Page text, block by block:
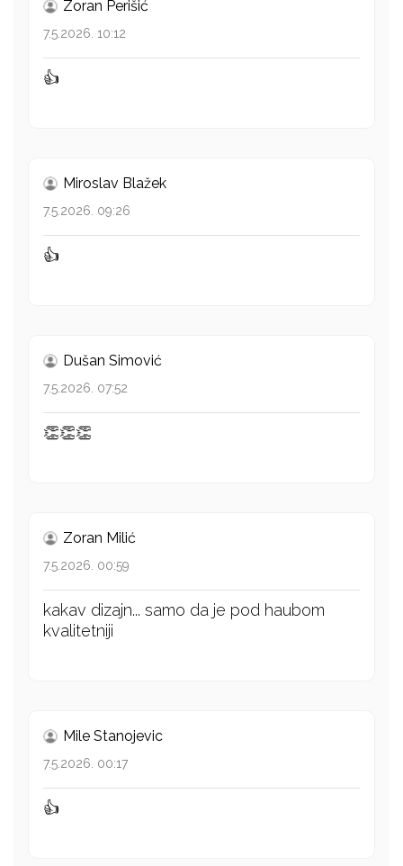
Zoran Perišić
7.5.2026. 10:12
👍
Miroslav Blažek
7.5.2026. 09:26
👍
Dušan Simović
7.5.2026. 07:52
👏👏👏
Zoran Milić
7.5.2026. 00:59
kakav dizajn... samo da je pod haubom
kvalitetniji
Mile Stanojevic
7.5.2026. 00:17
👍